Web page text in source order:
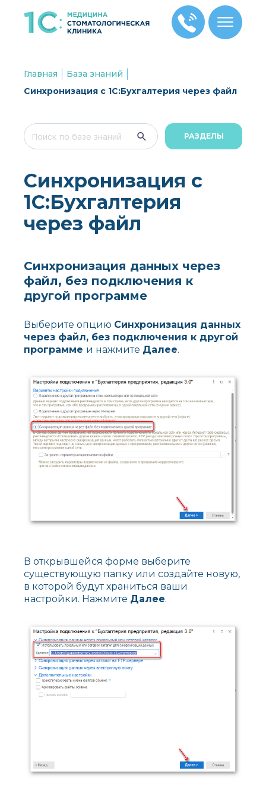
Главная
База знаний
Синхронизация с 1С:Бухгалтерия через файл
РАЗДЕЛЫ
Синхронизация с
1С:Бухгалтерия
через файл
Синхронизация данных через
файл, без подключения к
другой программе
Выберите опцию Синхронизация данных
через файл, без подключения к другой
программе и нажмите Далее.
В открывшейся форме выберите
существующую папку или создайте новую,
в которой будут храниться ваши
настройки. Нажмите Далее.